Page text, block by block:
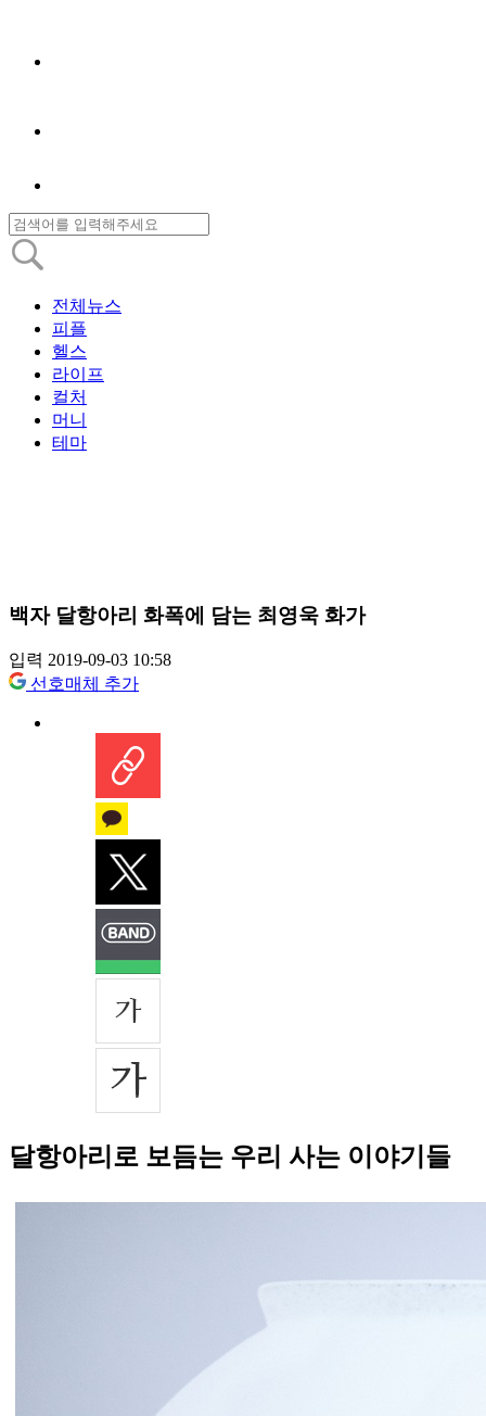
전체뉴스
피플
헬스
라이프
컬처
머니
테마
백자 달항아리 화폭에 담는 최영욱 화가
입력 2019-09-03 10:58
선호매체 추가
달항아리로 보듬는 우리 사는 이야기들